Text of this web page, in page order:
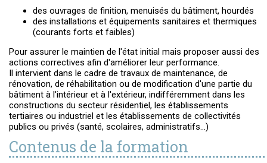
des ouvrages de finition, menuisés du bâtiment, hourdés
des installations et équipements sanitaires et thermiques
(courants forts et faibles)
Pour assurer le maintien de l'état initial mais proposer aussi des
actions correctives afin d'améliorer leur performance.
Il intervient dans le cadre de travaux de maintenance, de
rénovation, de réhabilitation ou de modification d'une partie du
bâtiment à l'intérieur et à l'extérieur, indifféremment dans les
constructions du secteur résidentiel, les établissements
tertiaires ou industriel et les établissements de collectivités
publics ou privés (santé, scolaires, administratifs...)
Contenus de la formation